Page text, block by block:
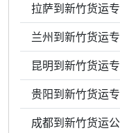
拉萨到新竹货运
兰州到新竹货运
昆明到新竹货运
贵阳到新竹货运
成都到新竹货运